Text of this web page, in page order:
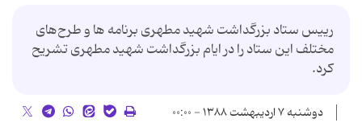
رییس ستاد بزرگداشت شهید مطهری برنامه ها و طرح‌های
مختلف این ستاد را در ایام بزرگداشت شهید مطهری تشریح
کرد.
دوشنبه ۷ اردیبهشت ۱۳۸۸ - ۰۰:۰۰